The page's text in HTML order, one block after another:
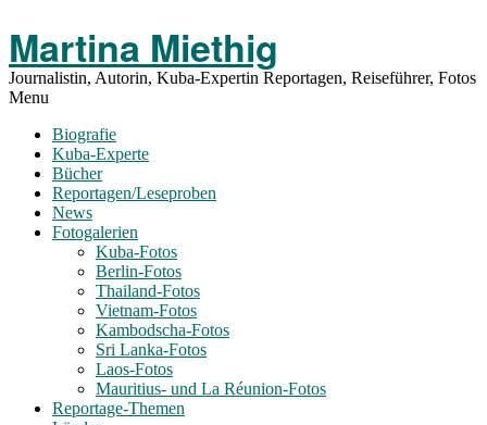
Menu
Martina Miethig
Journalistin, Autorin, Kuba-Expertin Reportagen, Reiseführer, Fotos
Menu
Biografie
Kuba-Experte
Bücher
Reportagen/Leseproben
News
Fotogalerien
Kuba-Fotos
Berlin-Fotos
Thailand-Fotos
Vietnam-Fotos
Kambodscha-Fotos
Sri Lanka-Fotos
Laos-Fotos
Mauritius- und La Réunion-Fotos
Reportage-Themen